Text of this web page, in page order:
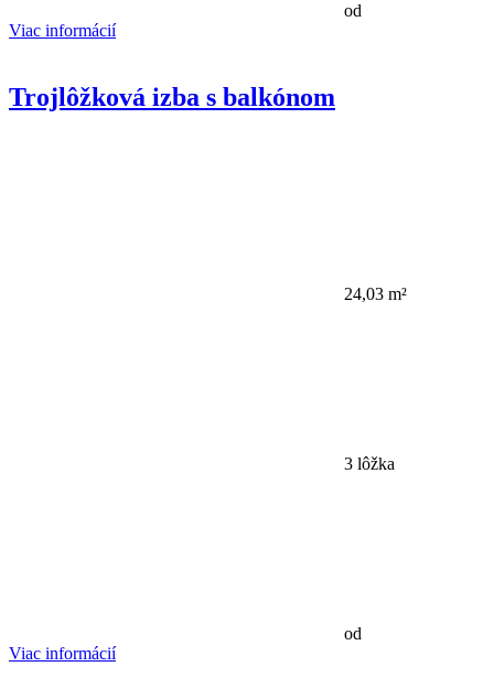
od
Viac informácií
Trojlôžková izba s balkónom
24,03 m²
3 lôžka
od
Viac informácií